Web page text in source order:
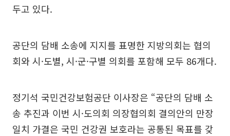
두고 있다.
공단의 담배 소송에 지지를 표명한 지방의회는 협의
회와 시·도별, 시·군·구별 의회를 포함해 모두 86개다.
정기석 국민건강보험공단 이사장은 “공단의 담배 소
송 추진과 이번 시·도의회 의장협의회 결의안의 만장
일치 가결은 국민 건강권 보호라는 공통된 목표를 갖